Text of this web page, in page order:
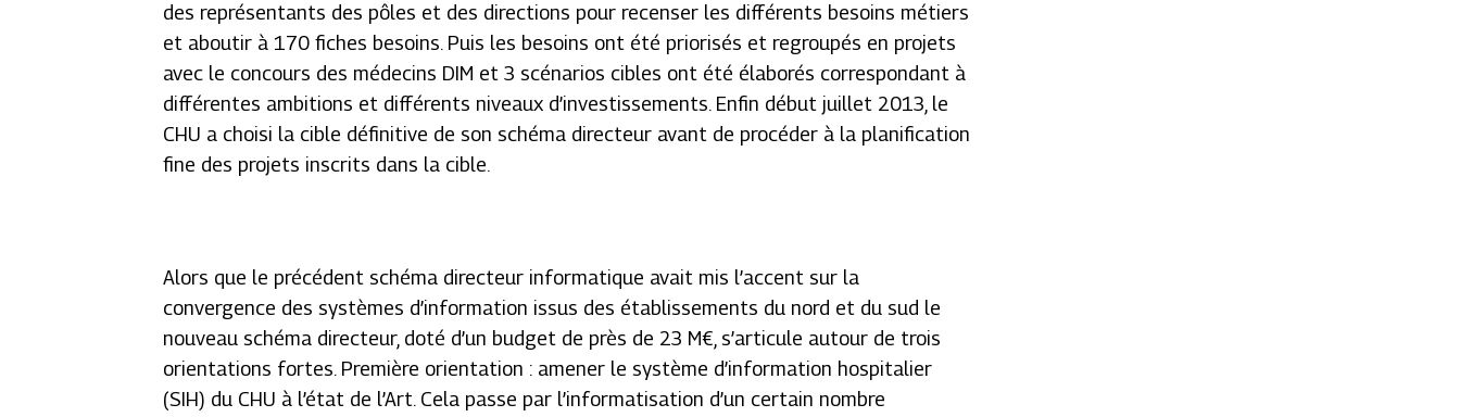
des représentants des pôles et des directions pour recenser les différents besoins métiers
et aboutir à 170 fiches besoins. Puis les besoins ont été priorisés et regroupés en projets
avec le concours des médecins DIM et 3 scénarios cibles ont été élaborés correspondant à
différentes ambitions et différents niveaux d’investissements. Enfin début juillet 2013, le
CHU a choisi la cible définitive de son schéma directeur avant de procéder à la planification
fine des projets inscrits dans la cible.
Alors que le précédent schéma directeur informatique avait mis l’accent sur la
convergence des systèmes d’information issus des établissements du nord et du sud le
nouveau schéma directeur, doté d’un budget de près de 23 M€, s’articule autour de trois
orientations fortes. Première orientation : amener le système d’information hospitalier
(SIH) du CHU à l’état de l’Art. Cela passe par l’informatisation d’un certain nombre